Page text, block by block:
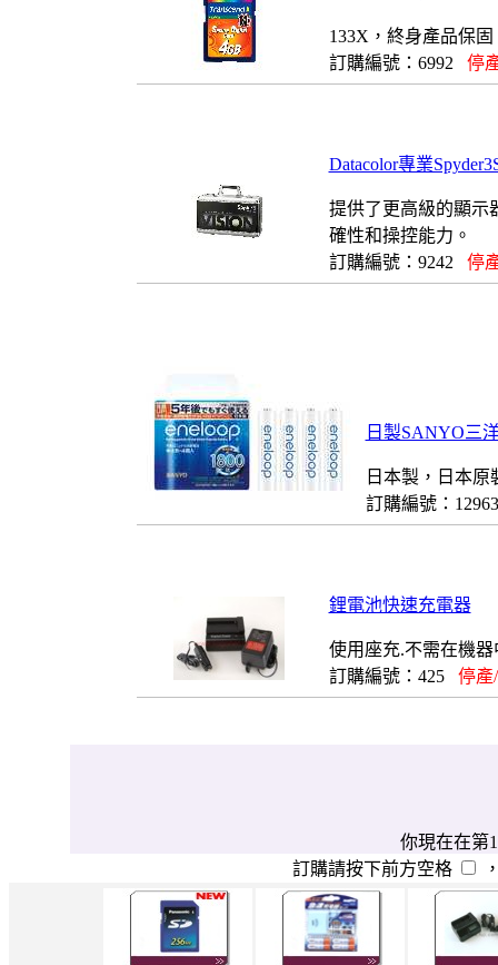
133X，終身產品保固
訂購編號：6992 停
Datacolor專業
提供了更高級的顯示
確性和操控能力。
訂購編號：9242 停
日製SANYO三
日本製，日本
訂購編號：
鋰電池快速充電器
使用座充.不需在機
訂購編號：425 停產
你現在在第
訂購請按下前方空格